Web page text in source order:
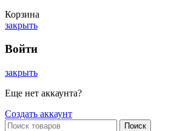
Корзина
закрыть
Войти
закрыть
Еще нет аккаунта?
Создать аккаунт
Поиск